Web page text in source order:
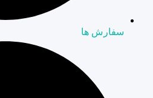
سفارش ها